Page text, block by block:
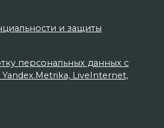
и защиты
персональных данных с
LiveInternet,